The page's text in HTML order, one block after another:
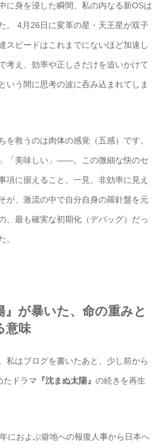
に身を浸した瞬間、私の内なる新OSは
。 4月26日に変革の星・天王星が双子
スピードはこれまでにないほど加速し
考え、効率や正しさだけを追いかけて
いう間に思考の波に呑み込まれてしま
を救うのは肉体の感覚（五感）です。
」「美味しい」――。この微細な快のセ
項に据えること。一見、非効率に見え
が、激流の中で自分自身の羅針盤を元
、最も確実な初期化（デバッグ）だっ
。
』が暴いた、命の重みと
意味
私はブログを書いたあと、少し前から
たドラマ 『沈まぬ太陽』 の続きを再生
におよぶ僻地への報復人事から日本へ